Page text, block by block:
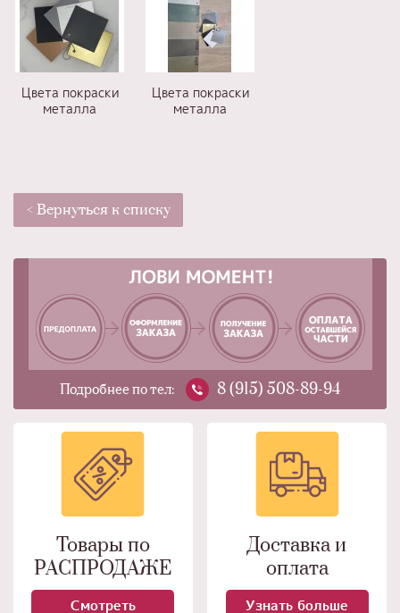
Цвета покраски
металла
Цвета покраски
металла
< Вернуться к списку
Подробнее по тел: 8 (915) 508-89-94
Товары по
РАСПРОДАЖЕ
Смотреть
Доставка и
оплата
Узнать больше